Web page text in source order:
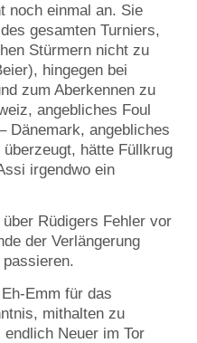
noch einmal an. Sie
gesamten Turniers,
Stürmern nicht zu
hingegen bei
zum Aberkennen zu
angebliches Foul
Dänemark, angebliches
hätte Füllkrug
irgendwo ein
Rüdigers Fehler vor
der Verlängerung
Emm für das
mithalten zu
Neuer im Tor